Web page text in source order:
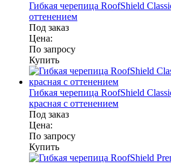
Гибкая черепица RoofShield
оттенением
Под заказ
Цена:
По запросу
Купить
Гибкая черепица RoofShield
красная с оттенением
Под заказ
Цена:
По запросу
Купить